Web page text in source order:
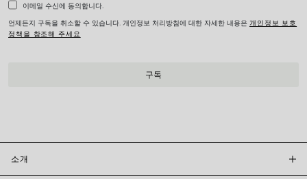
이메일 수신에 동의합니다.
언제든지 구독을 취소할 수 있습니다. 개인정보 처리방침에 대한 자세한 내용은 개인정보 보호
정책을 참조해 주세요
소개